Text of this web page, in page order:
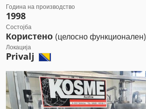
Година на производство
1998
Состојба
Користено (целосно функционален)
Локација
Privalj